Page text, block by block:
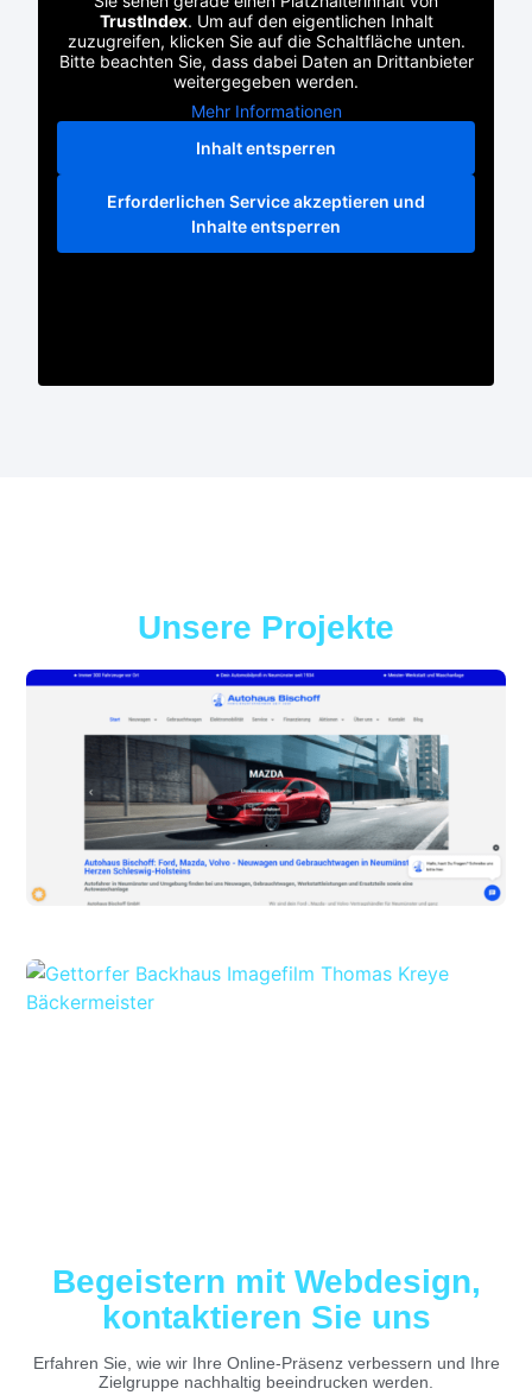
TrustIndex. Um auf den eigentlichen Inhalt
zuzugreifen, klicken Sie auf die Schaltfläche unten.
Bitte beachten Sie, dass dabei Daten an Drittanbieter
weitergegeben werden.
Mehr Informationen
Inhalt entsperren
Erforderlichen Service akzeptieren und
Inhalte entsperren
Unsere Projekte
Begeistern mit Webdesign,
kontaktieren Sie uns
Erfahren Sie, wie wir Ihre Online-Präsenz verbessern und Ihre
Zielgruppe nachhaltig beeindrucken werden.